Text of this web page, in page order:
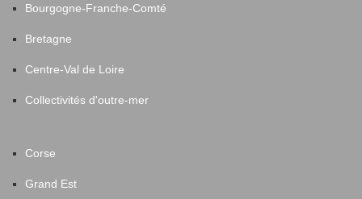
Bourgogne-Franche-Comté
Bretagne
Centre-Val de Loire
Collectivités d'outre-mer
Corse
Grand Est